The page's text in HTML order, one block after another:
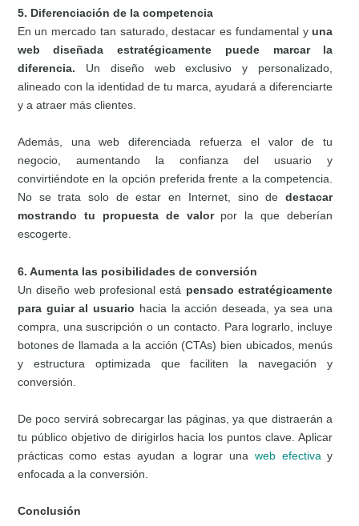
5. Diferenciación de la competencia
En un mercado tan saturado, destacar es fundamental yuna
web diseñada estratégicamente puede marcar la
diferencia. Un diseño web exclusivo y personalizado,
alineado con la identidad de tu marca, ayudará a diferenciarte
y a atraer más clientes.
Además, una web diferenciada refuerza el valor de tu
negocio, aumentando la confianza del usuario y
convirtiéndote en la opción preferida frente a la competencia.
No se trata solo de estar en Internet, sino dedestacar
mostrando tu propuesta de valorpor la que deberían
escogerte.
6. Aumenta las posibilidades de conversión
Un diseño web profesional está pensado estratégicamente
para guiar al usuario hacia la acción deseada, ya sea una
compra, una suscripción o un contacto. Para lograrlo, incluye
botones de llamada a la acción (CTAs) bien ubicados, menús
y estructura optimizada que faciliten la navegación y
conversión.
De poco servirá sobrecargar las páginas, ya que distraerán a
tu público objetivo de dirigirlos hacia los puntos clave. Aplicar
prácticas como estas ayudan a lograr una web efectiva y
enfocada a la conversión.
Conclusión